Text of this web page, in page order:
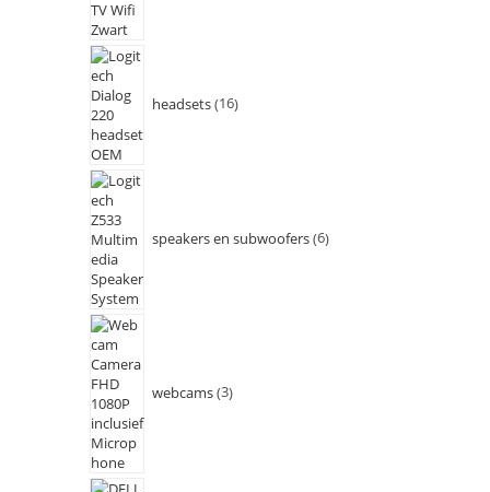
headsets 16
speakers en subwoofers 6
webcams 3